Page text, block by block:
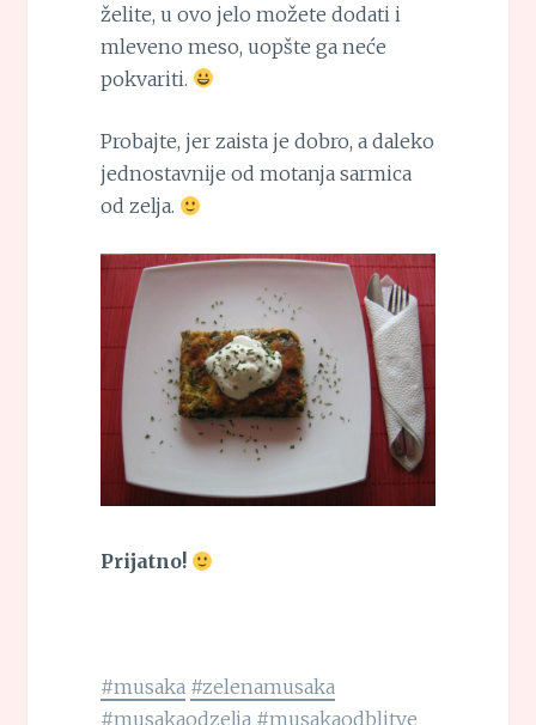
želite, u ovo jelo možete dodati i
mleveno meso, uopšte ga neće
pokvariti.
Probajte, jer zaista je dobro, a daleko
jednostavnije od motanja sarmica
od zelja.
Prijatno!
#musaka #zelenamusaka
#musakaodzelja #musakaodblitve